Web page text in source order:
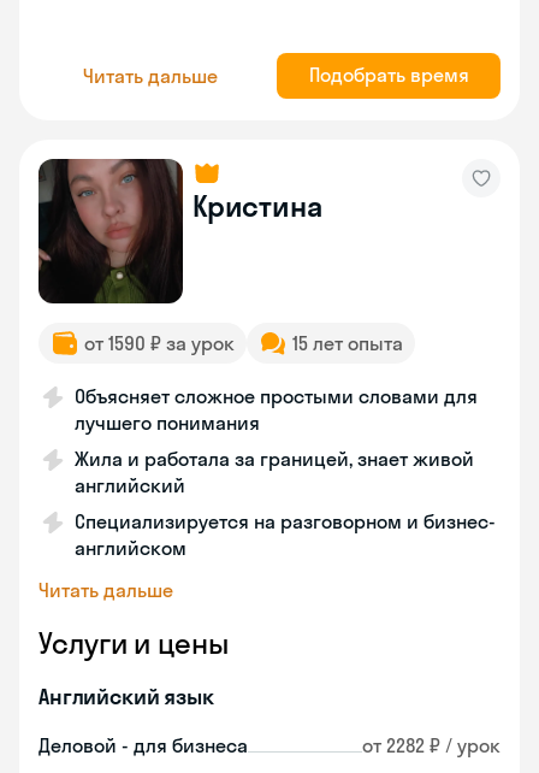
Читать дальше Подобрать время
Кристина
от 1590 ₽ за урок 15 лет опыта
Объясняет сложное простыми словами для
лучшего понимания
Жила и работала за границей, знает живой
английский
Специализируется на разговорном и бизнес-
английском
Читать дальше
Услуги и цены
Английский язык
Деловой - для бизнеса от 2282 ₽ / урок